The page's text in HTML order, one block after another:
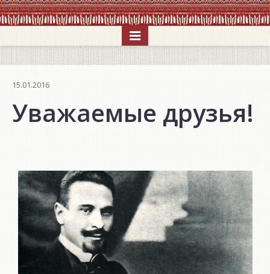
15.01.2016
Уважаемые друзья!